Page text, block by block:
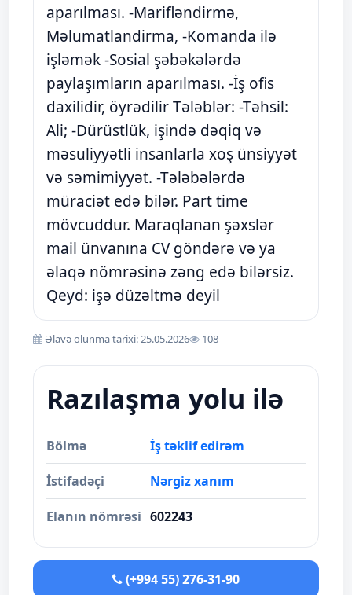
aparılması. -Marifləndirmə,
Məlumatlandirma, -Komanda ilə
işləmək -Sosial şəbəkələrdə
paylaşımların aparılması. -İş ofis
daxilidir, öyrədilir Tələblər: -Təhsil:
Ali; -Dürüstlük, işində dəqiq və
məsuliyyətli insanlarla xoş ünsiyyət
və səmimiyyət. -Tələbələrdə
müraciət edə bilər. Part time
mövcuddur. Maraqlanan şəxslər
mail ünvanına CV göndərə və ya
əlaqə nömrəsinə zəng edə bilərsiz.
Qeyd: işə düzəltmə deyil
Əlavə olunma tarixi: 25.05.2026 108
Razılaşma yolu ilə
Bölmə İş təklif edirəm
İstifadəçi Nərgiz xanım
Elanın nömrəsi 602243
(+994 55) 276-31-90